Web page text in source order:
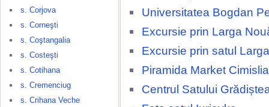
s. Corjova
s. Corneşti
s. Coştangalia
s. Costeşti
s. Cotihana
s. Cremenciug
s. Crihana Veche
Universitatea Bogdan
Excursie prin Larga
Excursie prin satul
Piramida Market Cimislia
Centrul Satului